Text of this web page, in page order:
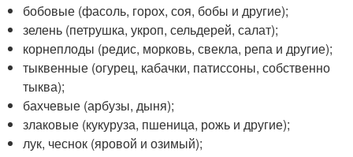
бобовые (фасоль, горох, соя, бобы и другие);
зелень (петрушка, укроп, сельдерей, салат);
корнеплоды (редис, морковь, свекла, репа и другие);
тыквенные (огурец, кабачки, патиссоны, собственно
тыква);
бахчевые (арбузы, дыня);
злаковые (кукуруза, пшеница, рожь и другие);
лук, чеснок (яровой и озимый);